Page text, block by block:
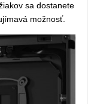
sa dostanete
možnosť.